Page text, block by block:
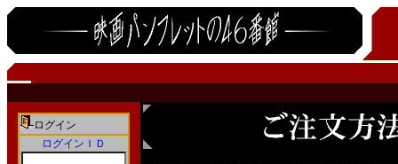
ログイン
ログインＩＤ